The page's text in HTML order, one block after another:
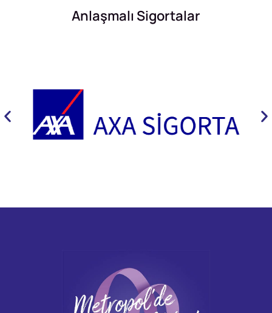
Anlaşmalı Sigortalar